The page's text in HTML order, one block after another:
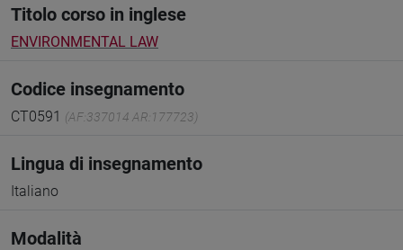
Titolo corso in inglese
ENVIRONMENTAL LAW
Codice insegnamento
CT0591 (AF:337014 AR:177723)
Lingua di insegnamento
Italiano
Modalità